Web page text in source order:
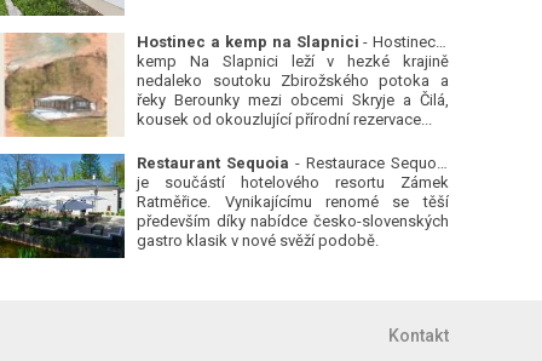
Hostinec a kemp na Slapnici - Hostinec a
kemp Na Slapnici leží v hezké krajině
nedaleko soutoku Zbirožského potoka a
řeky Berounky mezi obcemi Skryje a Čilá,
kousek od okouzlující přírodní rezervace...
Restaurant Sequoia - Restaurace Sequoia
je součástí hotelového resortu Zámek
Ratměřice. Vynikajícímu renomé se těší
především díky nabídce česko-slovenských
gastro klasik v nové svěží podobě.
Kontakt